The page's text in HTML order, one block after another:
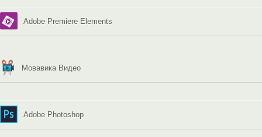
Adobe Premiere Elements
Мовавика Видео
Adobe Photoshop